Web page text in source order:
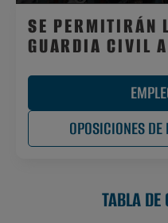
SE PERMITIRÁN
GUARDIA CIVIL
OPOSICIONES DE
TABLA DE